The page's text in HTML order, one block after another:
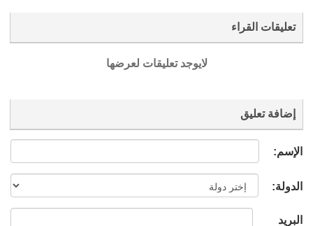
تعليقات القراء
لايوجد تعليقات لعرضها
إضافة تعليق
الإسم:
الدولة:
البريد